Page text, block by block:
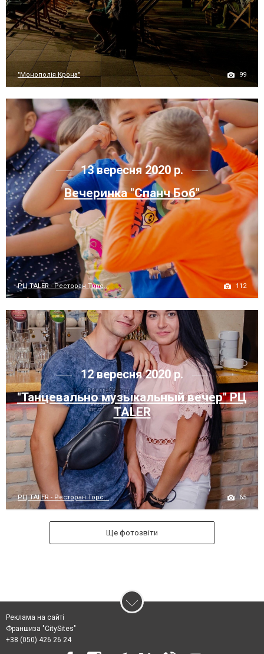
"Монополія Крона" 99
13 вересня 2020 р.
Вечеринка "Спанч Боб"
РЦ TALER - Ресторан Торс... 112
12 вересня 2020 р.
"Танцевально музыкальный вечер" РЦ
TALER
РЦ TALER - Ресторан Торс... 65
Ще фотозвіти
Реклама на сайті
Франшиза "CitySites"
+38 (050) 426 26 24